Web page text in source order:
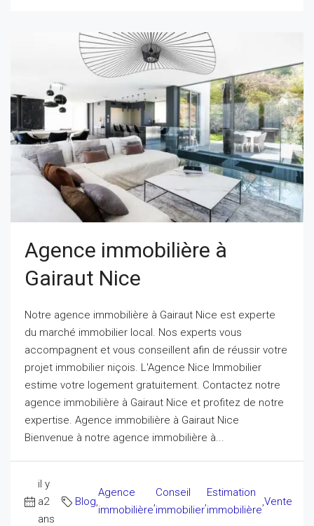
Agence immobilière à
Gairaut Nice
Notre agence immobilière à Gairaut Nice est experte
du marché immobilier local. Nos experts vous
accompagnent et vous conseillent afin de réussir votre
projet immobilier niçois. L'Agence Nice Immobilier
estime votre logement gratuitement. Contactez notre
agence immobilière à Gairaut Nice et profitez de notre
expertise. Agence immobilière à Gairaut Nice
Bienvenue à notre agence immobilière à...
il y
a2
ans
Blog,
Agence
immobilière
,
Conseil
immobilier
,
Estimation
immobilière
,Vente